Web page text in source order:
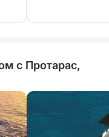
с Протарас,